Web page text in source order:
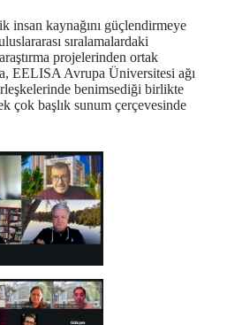
insan kaynağını güçlendirmeye
sıralamalardaki
projelerinden ortak
EELISA Avrupa Üniversitesi ağı
benimsediği birlikte
çok başlık sunum çerçevesinde